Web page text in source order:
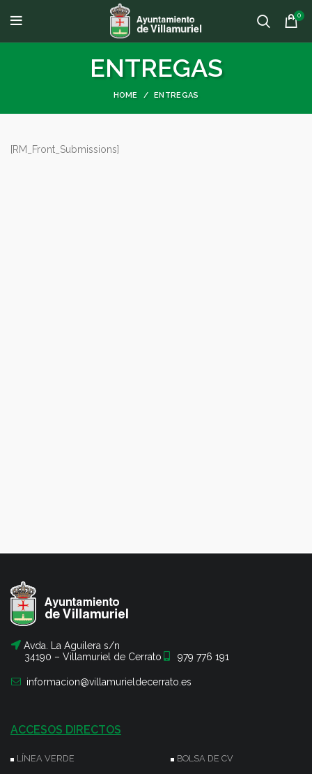
0
ENTREGAS
HOME ENTREGAS
[RM_Front_Submissions]
Avda. La Aguilera s/n
34190 – Villamuriel de Cerrato
979 776 191
informacion@villamurieldecerrato.es
ACCESOS DIRECTOS
LÍNEA VERDE BOLSA DE CV